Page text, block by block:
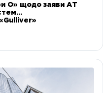
О» щодо заяви АТ